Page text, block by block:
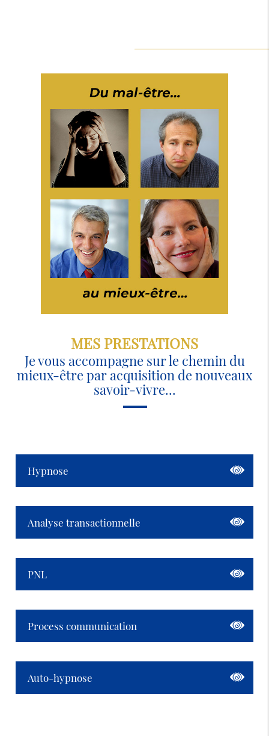
MES PRESTATIONS
Je vous accompagne sur le chemin du
mieux-être par acquisition de nouveaux
savoir-vivre...
Hypnose
Analyse transactionnelle
PNL
Process communication
Auto-hypnose